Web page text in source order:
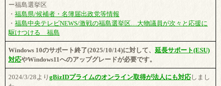
ー福島選挙区
・ 福島県/候補者・名簿届出政党等情報
・ 福島中央テレビNEWS/激戦の福島選挙区…大物議員が次々と応援に
駆けつける 福島
Windows 10のサポート終了(2025/10/14)に対して、 延長サポート(ESU)
対応やWindows11へのアップグレードが必要です。
2024/3/28より gBizIDプライムのオンライン取得が法人にも対応 しまし